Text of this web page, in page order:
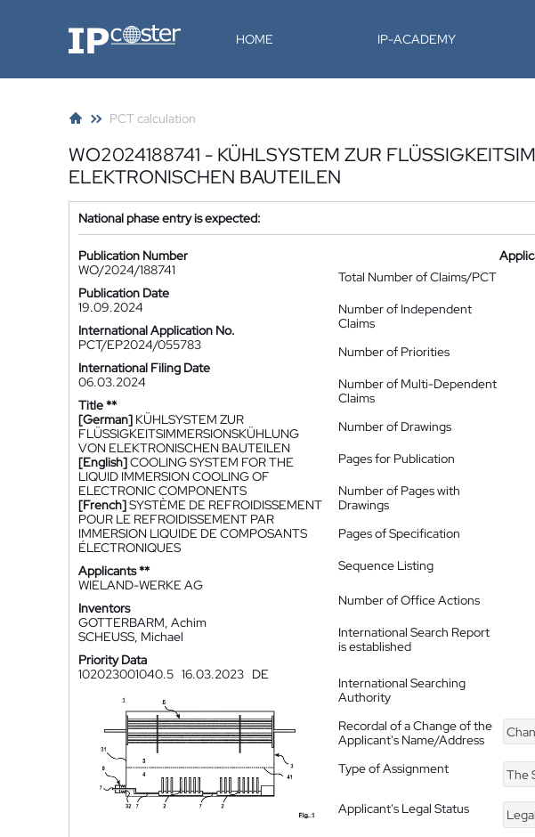
IP-Coster HOME IP-ACADEMY
PCT calculation
WO2024188741 - KÜHLSYSTEM ZUR
ELEKTRONISCHEN BAUTEILEN
National phase entry is expected:
Publication Number
WO/2024/188741
Publication Date
19.09.2024
International Application No.
PCT/EP2024/055783
International Filing Date
06.03.2024
Title **
[German] KÜHLSYSTEM ZUR
FLÜSSIGKEITSIMMERSIONSKÜHLUNG
VON ELEKTRONISCHEN BAUTEILEN
[English]COOLING SYSTEM FOR THE
LIQUID IMMERSION COOLING OF
ELECTRONIC COMPONENTS
[French]SYSTÈME DE REFROIDISSEMENT
POUR LE REFROIDISSEMENT PAR
IMMERSION LIQUIDE DE COMPOSANTS
ÉLECTRONIQUES
Applicants **
WIELAND-WERKE AG
Inventors
GOTTERBARM, Achim
SCHEUSS, Michael
Priority Data
102023001040.5 16.03.2023 DE
Total Number of Claims/PCT
Number of Independent
Claims
Number of Priorities
Number of Multi-Dependent
Claims
Number of Drawings
Pages for Publication
Number of Pages with
Drawings
Pages of Specification
Sequence Listing
Number of Office Actions
International Search Report
is established
International Searching
Authority
Recordal of a Change of the
Applicant's Name/Address
Type of Assignment The
Applicant's Legal Status